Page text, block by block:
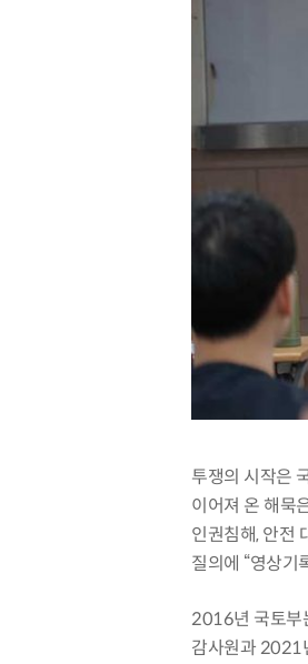
투쟁의 시작은
이어져 온 해묵
인권침해,안전
질의에 “영상기
2016년 국토
감사원과 2021